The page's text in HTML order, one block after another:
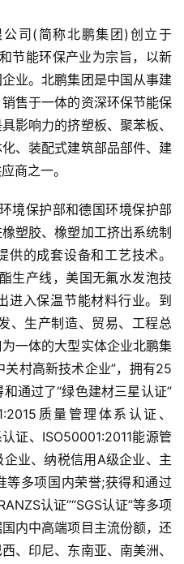
司(简称北鹏集团)创立于
节能环保产业为宗旨，以新
业。北鹏集团是中国从事建
售于一体的资深环保节能保
影响力的挤塑板、聚苯板、
、装配式建筑部品部件、建
商之一。
境保护部和德国环境保护部
塑胶、橡塑加工挤出系统制
的成套设备和工艺技术。
生产线，美国无氟水发泡技
进入保温节能材料行业。到
、生产制造、贸易、工程总
一体的大型实体企业北鹏集
关村高新技术企业”，拥有25
通过了“绿色建材三星认证”
质量管理体系认证、
证、ISO50001:2011能源管
业、纳税信用A级企业、主
等多项国内荣誉;获得和通过
认证”“SGS认证”等多项
内中高端项目主流份额，还
、印尼、东南亚、南美洲、